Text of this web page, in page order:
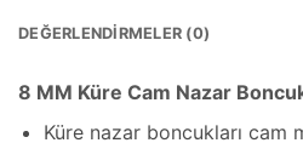
DEĞERLENDIRMELER (0)
8 MM Küre Cam Nazar
Küre nazar boncukları cam